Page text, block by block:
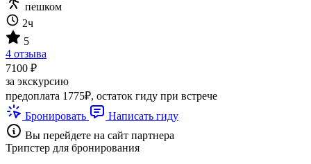
пешком
2ч
5
4 отзыва
7100 ₽
за экскурсию
предоплата 1775₽, остаток гиду при встрече
Бронировать
Написать гиду
Вы перейдете на сайт партнера
Трипстер для бронирования